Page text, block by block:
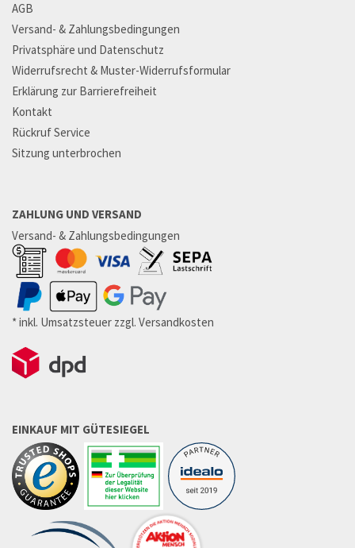
AGB
Versand- & Zahlungsbedingungen
Privatsphäre und Datenschutz
Widerrufsrecht & Muster-Widerrufsformular
Erklärung zur Barrierefreiheit
Kontakt
Rückruf Service
Sitzung unterbrochen
ZAHLUNG UND VERSAND
Versand- & Zahlungsbedingungen
* inkl. Umsatzsteuer zzgl. Versandkosten
EINKAUF MIT GÜTESIEGEL